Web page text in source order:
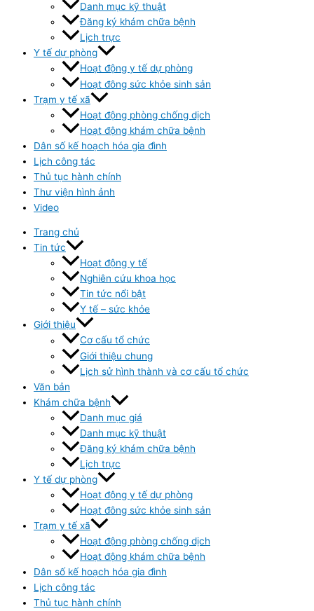
Danh mục kỹ thuật
Đăng ký khám chữa bệnh
Lịch trực
Y tế dự phòng
Hoạt động y tế dự phòng
Hoạt đông sức khỏe sinh sản
Trạm y tế xã
Hoạt động phòng chống dịch
Hoạt động khám chữa bệnh
Dân số kế hoạch hóa gia đình
Lịch công tác
Thủ tục hành chính
Thư viện hình ảnh
Video
Trang chủ
Tin tức
Hoạt động y tế
Nghiên cứu khoa học
Tin tức nổi bật
Y tế – sức khỏe
Giới thiệu
Cơ cấu tổ chức
Giới thiệu chung
Lịch sử hình thành và cơ cấu tổ chức
Văn bản
Khám chữa bệnh
Danh mục giá
Danh mục kỹ thuật
Đăng ký khám chữa bệnh
Lịch trực
Y tế dự phòng
Hoạt động y tế dự phòng
Hoạt đông sức khỏe sinh sản
Trạm y tế xã
Hoạt động phòng chống dịch
Hoạt động khám chữa bệnh
Dân số kế hoạch hóa gia đình
Lịch công tác
Thủ tục hành chính